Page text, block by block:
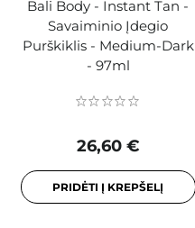
Bali Body - Instant Tan -
Savaiminio Įdegio
Purškiklis - Medium-Dark
- 97ml
26,60 €
PRIDĖTI Į KREPŠELĮ